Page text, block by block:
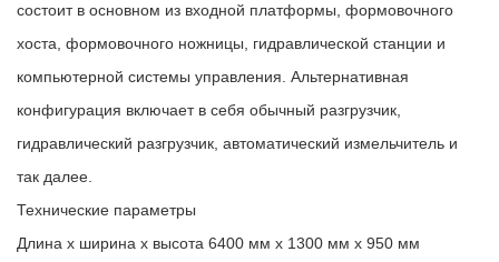
состоит в основном из входной платформы, формовочного
хоста, формовочного ножницы, гидравлической станции и
компьютерной системы управления. Альтернативная
конфигурация включает в себя обычный разгрузчик,
гидравлический разгрузчик, автоматический измельчитель и
так далее.
Технические параметры
Длина х ширина х высота 6400 мм х 1300 мм х 950 мм